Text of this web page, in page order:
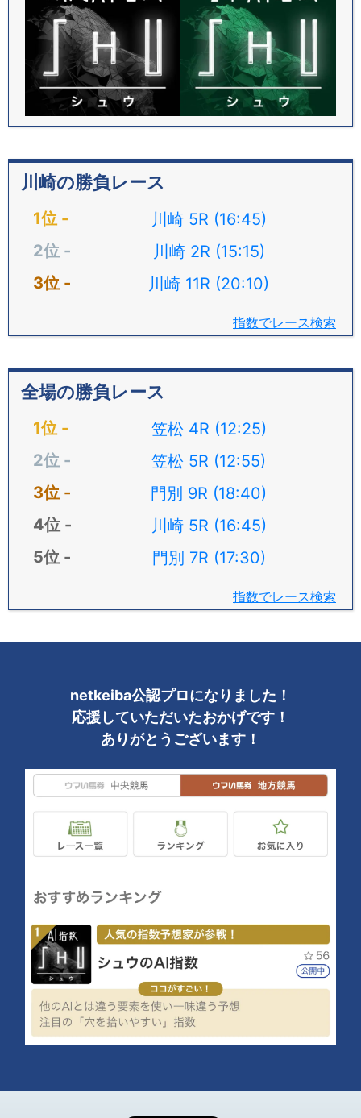
川崎の勝負レース
川崎 5R (16:45)
川崎 2R (15:15)
川崎 11R (20:10)
指数でレース検索
全場の勝負レース
笠松 4R (12:25)
笠松 5R (12:55)
門別 9R (18:40)
川崎 5R (16:45)
門別 7R (17:30)
指数でレース検索
netkeiba公認プロになりました！
応援していただいたおかげです！
ありがとうございます！